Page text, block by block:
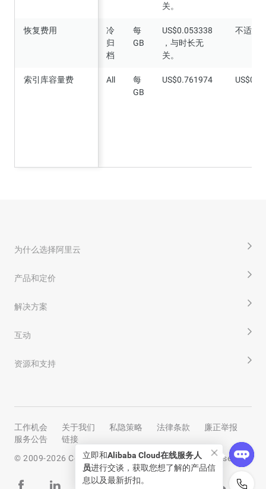
关。
恢复费用
冷
归
档
每
GB
US$0.053338
，与时长无
关。
不适用
索引库容量费 All
每
GB
US$0.761974
恢复费用
索引库容量费
为什么选择阿里云
产品和定价
解决方案
互动
资源和支持
工作机会 关于我们 私隐策略 法律条款
廉正举报
服务公告
链接
© 2009-2026 Copyright by Alibaba Cloud All rights reserved
立即和Alibaba Cloud在线服务人
员进行交谈，获取您想了解的产品信
息以及最新折扣。